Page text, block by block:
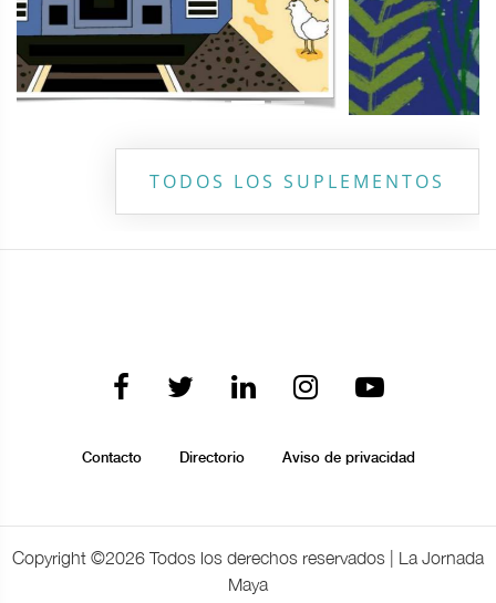
TODOS LOS SUPLEMENTOS
Contacto Directorio Aviso de privacidad
Copyright ©2026 Todos los derechos reservados | La Jornada
Maya